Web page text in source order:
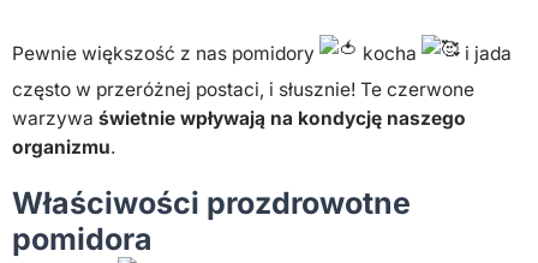
Pewnie większość z nas pomidory kocha
i jada
często w przeróżnej postaci, i słusznie! Te czerwone
warzywa świetnie wpływają na kondycję naszego
organizmu.
Właściwości prozdrowotne
pomidora